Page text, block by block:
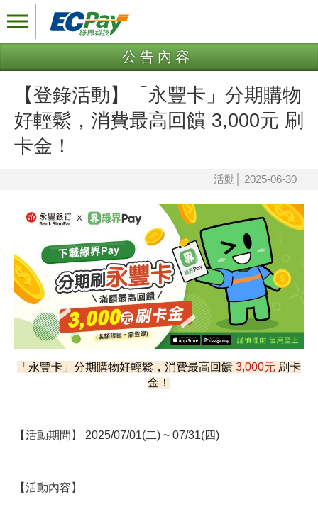
公告內容
【登錄活動】「永豐卡」分期購物
好輕鬆，消費最高回饋 3,000元 刷
卡金！
活動 2025-06-30
「永豐卡」分期購物好輕鬆，消費最高回饋 3,000元 刷卡
金！
【活動期間】 2025/07/01(二) ~ 07/31(四)
【活動內容】